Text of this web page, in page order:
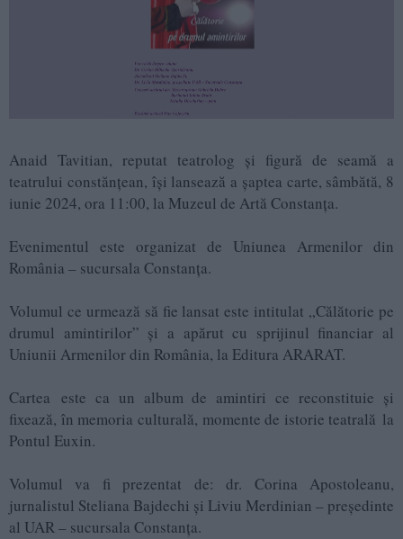
Anaid Tavitian, reputat teatrolog și figură de seamă a
teatrului constănțean, își lansează a șaptea carte, sâmbătă, 8
iunie 2024, ora 11:00, la Muzeul de Artă Constanța.
Evenimentul este organizat de Uniunea Armenilor din
România – sucursala Constanța.
Volumul ce urmează să fie lansat este intitulat „Călătorie pe
drumul amintirilor” și a apărut cu sprijinul financiar al
Uniunii Armenilor din România, la Editura ARARAT.
Cartea este ca un album de amintiri ce reconstituie şi
fixează, în memoria culturală, momente de istorie teatrală la
Pontul Euxin.
Volumul va fi prezentat de: dr. Corina Apostoleanu,
jurnalistul Steliana Bajdechi și Liviu Merdinian – președinte
al UAR – sucursala Constanța.